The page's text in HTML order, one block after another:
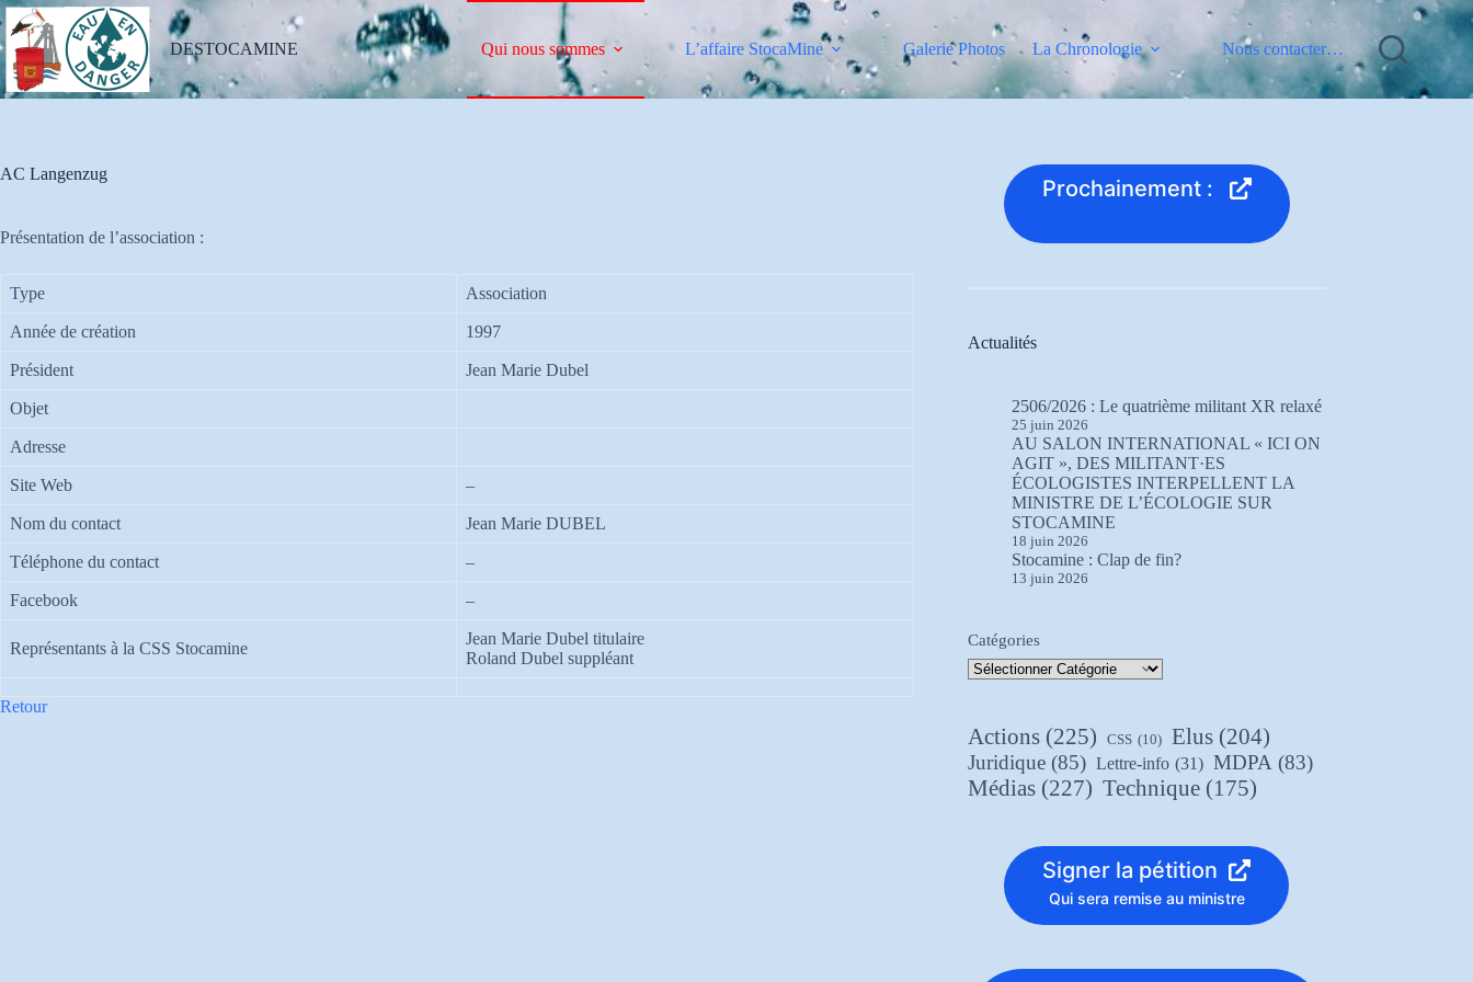
Passer
au
contenu
DESTOCAMINE Qui nous sommes L’affaire StocaMine Galerie Photos La Chronologie Nous contacter…
AC Langenzug
Présentation de l’association :
Type Association
Année de création 1997
Président Jean Marie Dubel
Objet
Adresse
Site Web –
Nom du contact Jean Marie DUBEL
Téléphone du contact –
Facebook –
Représentants à la CSS Stocamine
Jean Marie Dubel titulaire
Roland Dubel suppléant
Retour
Prochainement :
Actualités
2506/2026 : Le quatrième militant XR relaxé
25 juin 2026
AU SALON INTERNATIONAL « ICI ON
AGIT », DES MILITANT·ES
ÉCOLOGISTES INTERPELLENT LA
MINISTRE DE L’ÉCOLOGIE SUR
STOCAMINE
18 juin 2026
Stocamine : Clap de fin?
13 juin 2026
Catégories
Actions (225) CSS (10) Elus (204)
Juridique (85) Lettre-info (31) MDPA (83)
Médias (227) Technique (175)
Signer la pétition
Qui sera remise au ministre